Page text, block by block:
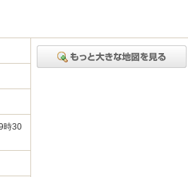
時30